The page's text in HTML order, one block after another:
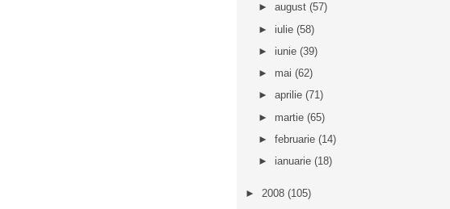
► august (57)
► iulie (58)
► iunie (39)
► mai (62)
► aprilie (71)
► martie (65)
► februarie (14)
► ianuarie (18)
► 2008 (105)